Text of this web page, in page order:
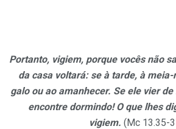
Portanto, vigiem, porque vocês não
da casa voltará: se à tarde, à
galo ou ao amanhecer. Se ele vier
encontre dormindo! O que lhes
vigiem. (Mc 13.35-